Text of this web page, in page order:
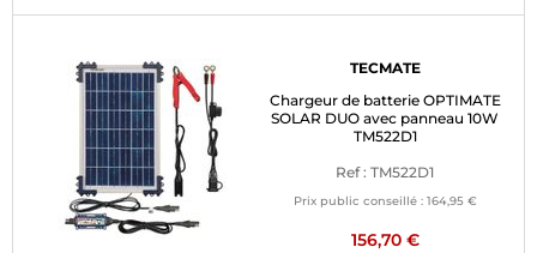
TECMATE
Chargeur de batterie OPTIMATE
SOLAR DUO avec panneau 10W
TM522D1
Ref : TM522D1
Prix public conseillé : 164,95 €
156,70 €